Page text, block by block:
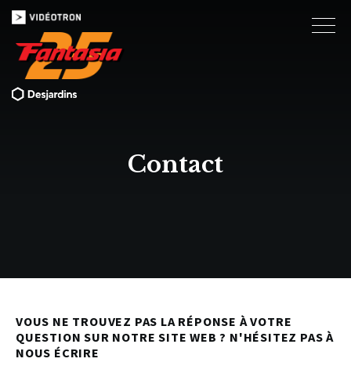
Contact
VOUS NE TROUVEZ PAS LA RÉPONSE À VOTRE
QUESTION SUR NOTRE SITE WEB ? N'HÉSITEZ PAS À
NOUS ÉCRIRE